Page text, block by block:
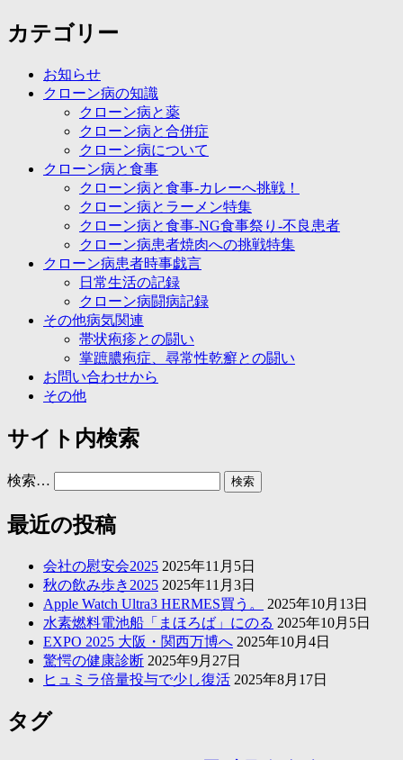
カテゴリー
お知らせ
クローン病の知識
クローン病と薬
クローン病と合併症
クローン病について
クローン病と食事
クローン病と食事-カレーへ挑戦！
クローン病とラーメン特集
クローン病と食事-NG食事祭り-不良患者
クローン病患者焼肉への挑戦特集
クローン病患者時事戯言
日常生活の記録
クローン病闘病記録
その他病気関連
帯状疱疹との闘い
掌蹠膿疱症、尋常性乾癬との闘い
お問い合わせから
その他
サイト内検索
検索…
最近の投稿
会社の慰安会2025 2025年11月5日
秋の飲み歩き2025 2025年11月3日
Apple Watch Ultra3 HERMES買う。
2025年10月13日
水素燃料電池船「まほろば」にのる 2025年10月5日
EXPO 2025 大阪・関西万博へ 2025年10月4日
驚愕の健康診断 2025年9月27日
ヒュミラ倍量投与で少し復活 2025年8月17日
タグ